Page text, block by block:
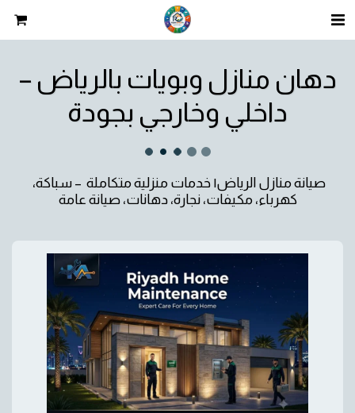
دهان منازل وبويات بالرياض –
داخلي وخارجي بجودة
كهرباء، مكيفات، نجارة، دهانات، صيانة عامة